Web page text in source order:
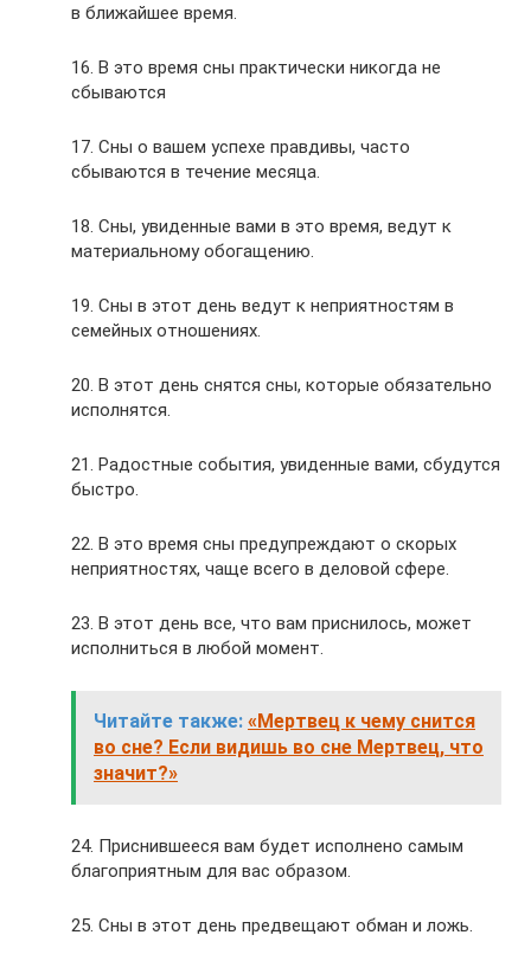
в ближайшее время.
16. В это время сны практически никогда не
сбываются
17. Сны о вашем успехе правдивы, часто
сбываются в течение месяца.
18. Сны, увиденные вами в это время, ведут к
материальному обогащению.
19. Сны в этот день ведут к неприятностям в
семейных отношениях.
20. В этот день снятся сны, которые обязательно
исполнятся.
21. Радостные события, увиденные вами, сбудутся
быстро.
22. В это время сны предупреждают о скорых
неприятностях, чаще всего в деловой сфере.
23. В этот день все, что вам приснилось, может
исполниться в любой момент.
Читайте также: «Мертвец к чему снится
во сне? Если видишь во сне Мертвец, что
значит?»
24. Приснившееся вам будет исполнено самым
благоприятным для вас образом.
25. Сны в этот день предвещают обман и ложь.